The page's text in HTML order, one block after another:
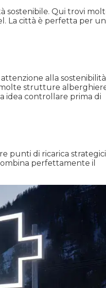
sostenibile. Qui trovi
La città è perfetta per
alla
molte strutture
idea controllare prima di
punti di ricarica strategici
perfettamente il